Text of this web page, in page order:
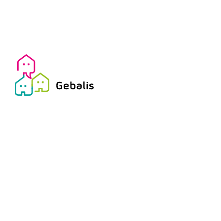
Assessorar as unidades
Elaborar e analisar
Participar no processo
de atendimentos com